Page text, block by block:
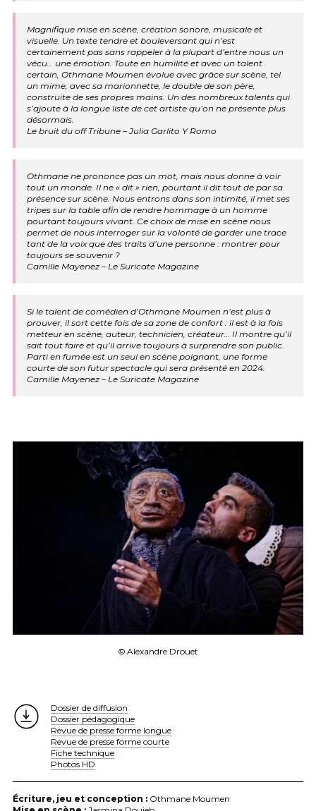
Magnifique mise en scène, création sonore, musicale et
visuelle. Un texte tendre et bouleversant qui n’est
certainement pas sans rappeler à la plupart d’entre nous un
vécu… une émotion. Toute en humilité et avec un talent
certain, Othmane Moumen évolue avec grâce sur scène, tel
un mime, avec sa marionnette, le double de son père,
construite de ses propres mains. Un des nombreux talents qui
s’ajoute à la longue liste de cet artiste qu’on ne présente plus
désormais.
Le bruit du off Tribune – Julia Garlito Y Romo
Othmane ne prononce pas un mot, mais nous donne à voir
tout un monde. Il ne « dit » rien, pourtant il dit tout de par sa
présence sur scène. Nous entrons dans son intimité, il met ses
tripes sur la table afin de rendre hommage à un homme
pourtant toujours vivant. Ce choix de mise en scène nous
permet de nous interroger sur la volonté de garder une trace
tant de la voix que des traits d’une personne : montrer pour
toujours se souvenir ?
Camille Mayenez – Le Suricate Magazine
Si le talent de comédien d’Othmane Moumen n’est plus à
prouver, il sort cette fois de sa zone de confort : il est à la fois
metteur en scène, auteur, technicien, créateur… Il montre qu’il
sait tout faire et qu’il arrive toujours à surprendre son public.
Parti en fumée est un seul en scène poignant, une forme
courte de son futur spectacle qui sera présenté en 2024.
Camille Mayenez – Le Suricate Magazine
© Alexandre Drouet
Dossier de diffusion
Dossier pédagogique
Revue de presse forme longue
Revue de presse forme courte
Fiche technique
Photos HD
Écriture, jeu et conception :Othmane Moumen